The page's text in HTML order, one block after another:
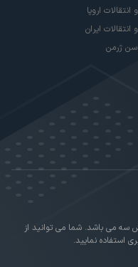
اروپا
انتقالات ایران
سن ژرمن
سه می باشد. شما می توانید از
استفاده نمایید.